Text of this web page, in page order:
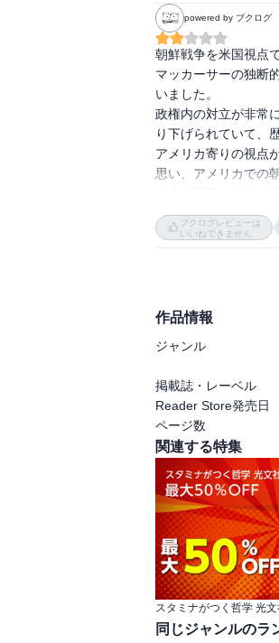
た。→「タイム」誌
著者としては21世紀
中・朝・ロの微妙な
東の独裁強化となり
ターリンは漁夫の利
マッカーサーはフィ
あった。そもそも人
浮き沈みが激しく、
朝鮮戦争の期間中も
米軍は第二次大戦後
律がとれてT-34を
もに、部隊の錬度も
の高地を占領するよ
朝鮮の山がちな地形
中国軍も緒戦は国連
連軍の偵察機に気づ
部隊を取り逃がした
中国軍は国連軍を
続ければ戦えること
も大問題になった。
マッカーサーが原爆
ね。トルーマンはま
powered by ブクログ
朝鮮戦争を米国視点
マッカーサーの独断
いました。
政権内の対立が非常
り下げられていて、
アメリカ寄りの視点
思い、アメリカでの
読後にはずっしりと
個人的には、マッカ
ブクログレビューは
いいねできません
作品情報
ジャンル
掲載誌・レーベル
Reader Store発売日
ページ数
関連する特集
同じジャンルのラ